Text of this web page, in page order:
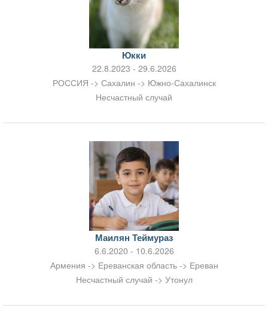
Юкки
22.8.2023 - 29.6.2026
РОССИЯ -> Сахалин -> Южно-Сахалинск
Несчастный случай
Маилян Теймураз
6.6.2020 - 10.6.2026
Армения -> Ереванская область -> Ереван
Несчастный случай -> Утонул